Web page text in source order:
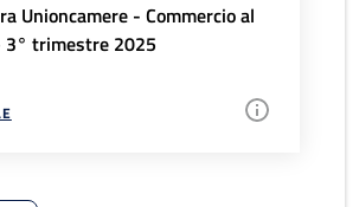
Unioncamere - Commercio al
trimestre 2025